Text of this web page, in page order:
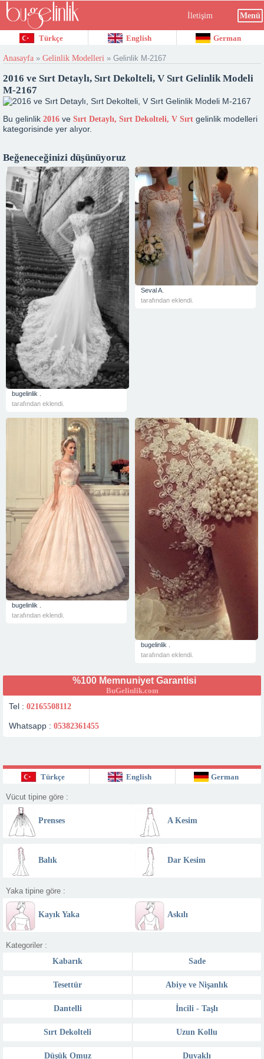
İletişim Menü
Türkçe English German
Anasayfa » Gelinlik Modelleri » Gelinlik M-2167
2016 ve Sırt Detaylı, Sırt Dekolteli, V Sırt Gelinlik Modeli
M-2167
Bu gelinlik 2016 ve Sırt Detaylı, Sırt Dekolteli, V Sırt gelinlik modelleri
kategorisinde yer alıyor.
Beğeneceğinizi düşünüyoruz
bugelinlik .
tarafından eklendi.
Seval A.
tarafından eklendi.
bugelinlik .
tarafından eklendi.
bugelinlik .
tarafından eklendi.
%100 Memnuniyet Garantisi
BuGelinlik.com
Tel : 02165508112
Whatsapp : 05382361455
Türkçe English German
Vücut tipine göre :
Prenses A Kesim
Balık Dar Kesim
Yaka tipine göre :
Kayık Yaka Askılı
Kategoriler :
Kabarık
Sade
Tesettür Abiye ve Nişanlık
Dantelli İncili - Taşlı
Sırt Dekolteli Uzun Kollu
Düşük Omuz Duvaklı